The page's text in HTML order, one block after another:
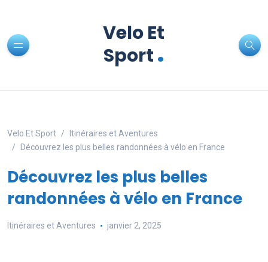
Velo Et
Sport.
Velo Et Sport
Itinéraires et Aventures
Découvrez les plus belles randonnées à vélo en France
Découvrez les plus belles
randonnées à vélo en France
Itinéraires et Aventures janvier 2, 2025